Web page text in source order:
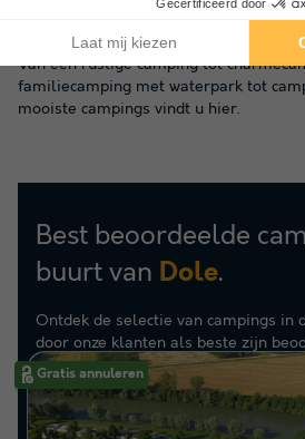
beste prijs dankzij onze exclusieve
Van een rustige camping tot
familiecamping met waterpark tot
mooiste campings vindt u hier.
Best beoordeelde
buurt van Dole.
Ontdek de selectie van campings in
door onze klanten als beste zijn
Gratis annuleren